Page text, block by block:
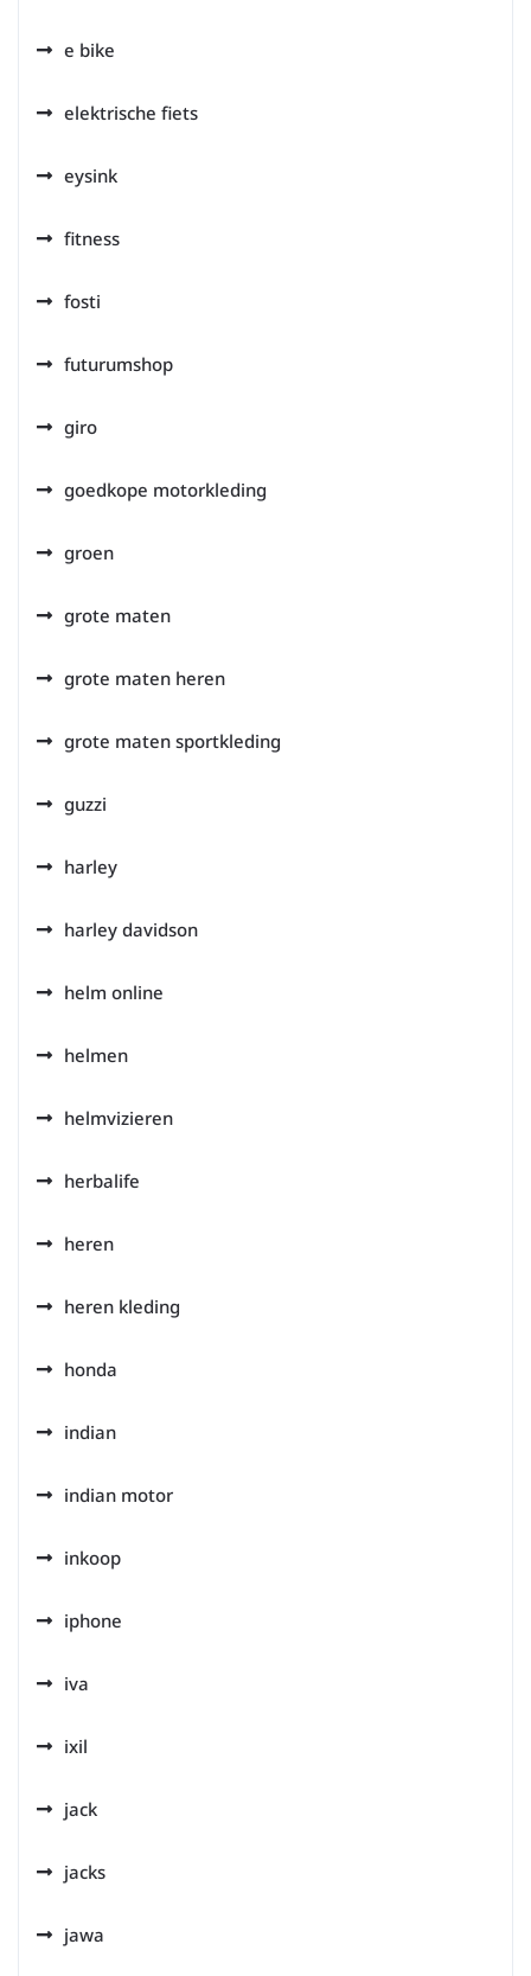
e bike
elektrische fiets
eysink
fitness
fosti
futurumshop
giro
goedkope motorkleding
groen
grote maten
grote maten heren
grote maten sportkleding
guzzi
harley
harley davidson
helm online
helmen
helmvizieren
herbalife
heren
heren kleding
honda
indian
indian motor
inkoop
iphone
iva
ixil
jack
jacks
jawa